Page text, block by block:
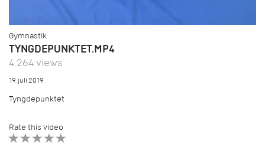
Gymnastik
TYNGDEPUNKTET.MP4
4.264 views
19. juli 2019
Tyngdepunktet
Rate this video